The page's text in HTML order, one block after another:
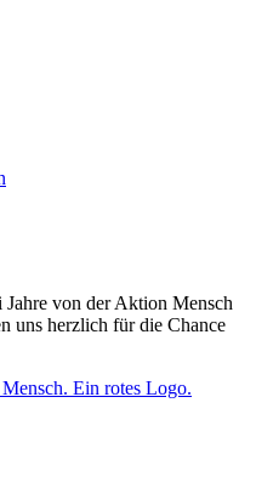
von der Aktion Mensch
uns herzlich für die Chance